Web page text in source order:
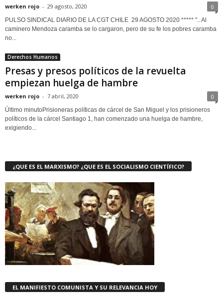
werken rojo - 29 agosto, 2020 0
PULSO SINDICAL DIARIO DE LA CGT CHILE 29 AGOSTO 2020 ***** ".. Al
caminero Mendoza caramba se lo cargaron, pero de su fe los pobres caramba
no...
Derechos Humanos
Presas y presos políticos de la revuelta
empiezan huelga de hambre
werken rojo - 7 abril, 2020 0
Último minutoPrisioneras políticas de cárcel de San Miguel y los prisioneros
políticos de la cárcel Santiago 1, han comenzado una huelga de hambre,
exigiendo...
¿QUE ES EL MARXISMO? ¿QUE ES EL SOCIALISMO CIENTÍFICO?
EL MANIFIESTO COMUNISTA Y SU RELEVANCIA HOY